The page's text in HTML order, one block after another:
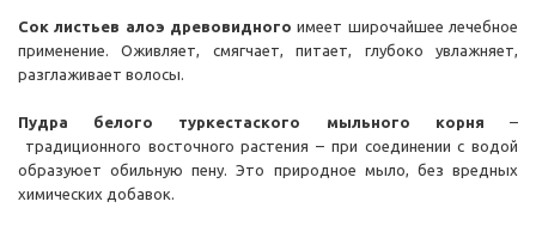
Сок листьев алоэ древовидного имеет широчайшее лечебное
применение. Оживляет, смягчает, питает, глубоко увлажняет,
разглаживает волосы.
Пудра белого туркестаского мыльного корня –
традиционного восточного растения – при соединении с водой
образуюет обильную пену. Это природное мыло, без вредных
химических добавок.